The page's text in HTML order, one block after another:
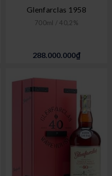
Glenfarclas 1958
700ml / 40,2%
288.000.000₫